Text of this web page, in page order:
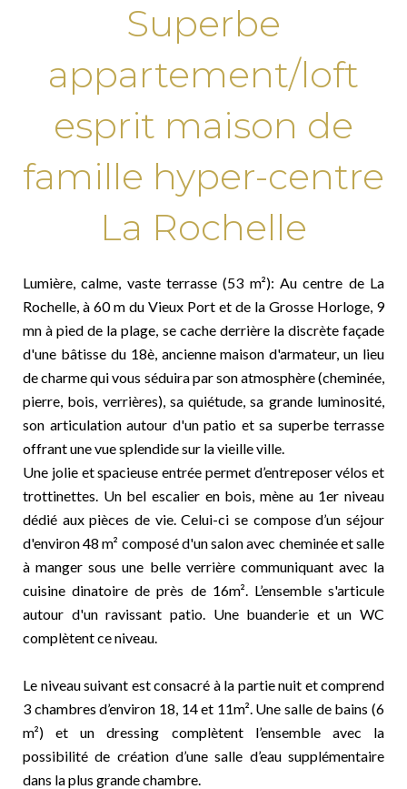
Superbe
appartement/loft
esprit maison de
famille hyper-centre
La Rochelle
Lumière, calme, vaste terrasse (53 m²): Au centre de La
Rochelle, à 60 m du Vieux Port et de la Grosse Horloge, 9
mn à pied de la plage, se cache derrière la discrète façade
d'une bâtisse du 18è, ancienne maison d'armateur, un lieu
de charme qui vous séduira par son atmosphère (cheminée,
pierre, bois, verrières), sa quiétude, sa grande luminosité,
son articulation autour d'un patio et sa superbe terrasse
offrant une vue splendide sur la vieille ville.
Une jolie et spacieuse entrée permet d’entreposer vélos et
trottinettes. Un bel escalier en bois, mène au 1er niveau
dédié aux pièces de vie. Celui-ci se compose d’un séjour
d'environ 48 m² composé d'un salon avec cheminée et salle
à manger sous une belle verrière communiquant avec la
cuisine dinatoire de près de 16m². L’ensemble s'articule
autour d'un ravissant patio. Une buanderie et un WC
complètent ce niveau.
Le niveau suivant est consacré à la partie nuit et comprend
3 chambres d’environ 18, 14 et 11m². Une salle de bains (6
m²) et un dressing complètent l’ensemble avec la
possibilité de création d’une salle d’eau supplémentaire
dans la plus grande chambre.